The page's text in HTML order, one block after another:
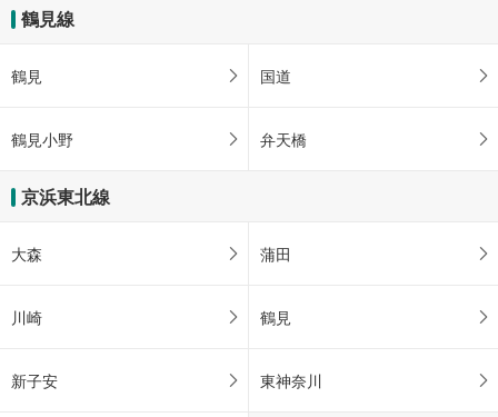
鶴見線
鶴見 国道
鶴見小野 弁天橋
京浜東北線
大森 蒲田
川崎 鶴見
新子安 東神奈川